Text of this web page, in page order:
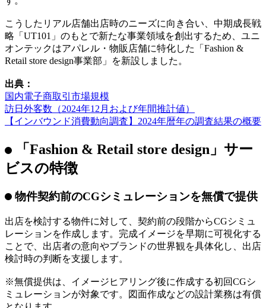
ンドの世界観や価値観を体験として伝え、顧客との継続的な
関係を構築する重要なタッチポイントとなっており、その戦
略的重要性は一層高まっています。
また、ユニオンテックは、これまでオフィス・商空間・住宅
の内装デザイン・設計・施工をワンストップで提供してきま
した。今後5年間で101名の事業責任者創出を目指す中期成長
戦略「UT101」を掲げ、新たな事業領域の創出を進めていま
す。
こうしたリアル店舗出店時のニーズに向き合い、中期成長戦
略「UT101」のもとで新たな事業領域を創出するため、ユニ
オンテックはアパレル・物販店舗に特化した「Fashion &
Retail store design事業部」を新設しました。
国内電子商取引市場規模
【インバウンド消費動向調査】2024年暦年の調査結果の概要
「Fashion & Retail store design」サー
物件契約前のCGシミュレーションを無償で提供